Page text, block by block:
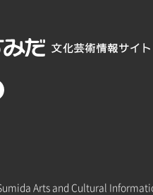
Arts and Cultural